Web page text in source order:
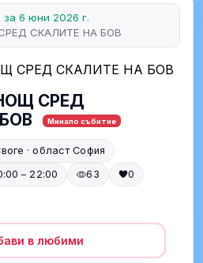
за 6 юни 2026 г.
СКАЛИТЕ НА БОВ
СРЕД
Минало събитие
· област София
– 22:00 63
0
в любими